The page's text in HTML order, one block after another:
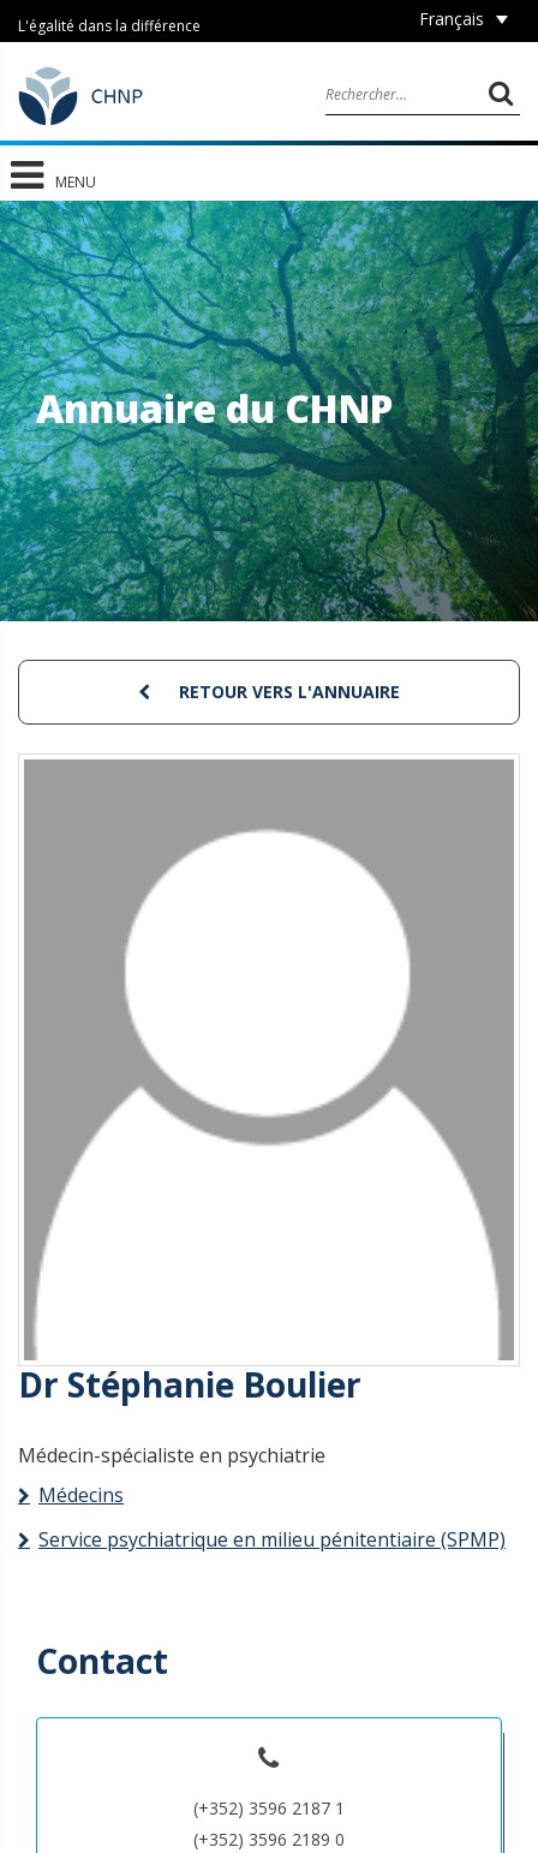
L'égalité dans la différence Français
MENU
Annuaire du CHNP
RETOUR VERS L'ANNUAIRE
Dr Stéphanie Boulier
Médecin-spécialiste en psychiatrie
Médecins
Service psychiatrique en milieu pénitentiaire (SPMP)
Contact
(+352) 3596 2187 1
(+352) 3596 2189 0